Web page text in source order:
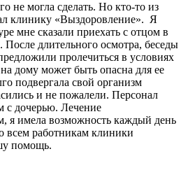
не могла сделать. Но кто-то из
клинику «Выздоровление». Я
мне сказали приехать с отцом в
После длительного осмотра, беседы
пролечиться в условиях
дому может быть опасна для ее
подвергала свой организм
и не пожалели. Персонал
с дочерью. Лечение
я имела возможность каждый день
всем работникам клиники
помощь.